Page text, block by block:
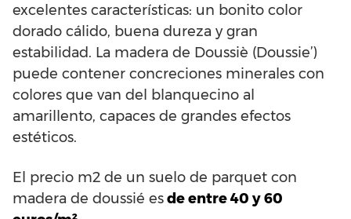
excelentes características: un bonito color
dorado cálido, buena dureza y gran
estabilidad. La madera de Doussiè (Doussie’)
puede contener concreciones minerales con
colores que van del blanquecino al
amarillento, capaces de grandes efectos
estéticos.
El precio m2 de un suelo de parquet con
madera de doussié esde entre 40 y 60